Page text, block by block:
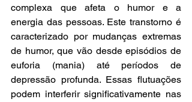
complexa que afeta o humor e a
energia das pessoas. Este transtorno é
caracterizado por mudanças extremas
de humor, que vão desde episódios de
euforia (mania) até períodos de
depressão profunda. Essas flutuações
podem interferir significativamente nas